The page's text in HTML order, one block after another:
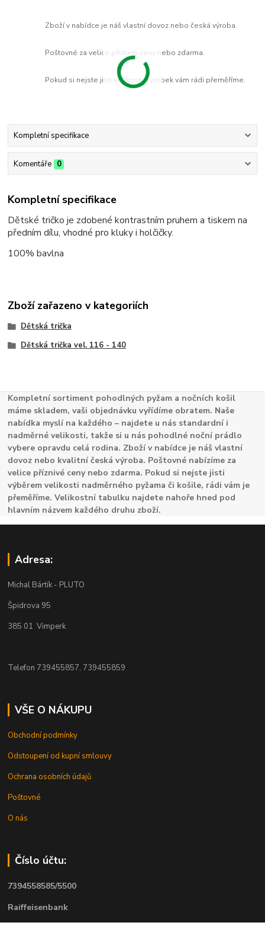
Zboží v nabídce je náš vlastní dovoz nebo česká výroba.
Poštovné za velice příznivé ceny nebo zdarma.
Pokud si nejste jisti velikostí, výrobek vám rádi přeměříme.
Kompletní specifikace
Komentáře 0
Kompletní specifikace
Dětské tričko je zdobené kontrastním pruhem a tiskem na
předním dílu, vhodné pro kluky i holčičky.
100% bavlna
Zboží zařazeno v kategoriích
Dětská trička
Dětská trička vel. 116 - 140
Kompletní sortiment pohodlných pyžam a nočních košil
máme skladem, vaši objednávku vyřídíme obratem. Naše
nabídka myslí na každého – najdete u nás standardní i
nadměrné velikosti, takže si u nás pohodlné noční prádlo
vybere opravdu celá rodina. Zboží v nabídce je náš vlastní
dovoz nebo kvalitní česká výroba. Poštovné nabízíme za
velice příznivé ceny nebo zdarma. Pokud si nejste jisti
výběrem velikosti nadměrného pyžama či košile, rádi vám je
přeměříme. Velikostní tabulku najdete nahoře hned pod
hlavním názvem každého druhu zboží.
Adresa:
Michal Bártík - PLUTO
Špidrova 95
385 01 Vimperk
Telefon 739455857, 739455859
VŠE O NÁKUPU
Obchodní podmínky
Odstoupení od kupní smlouvy
Ochrana osobních údajů
Poštovné
O nás
Číslo účtu:
7394558585/5500
Raiffeisenbank